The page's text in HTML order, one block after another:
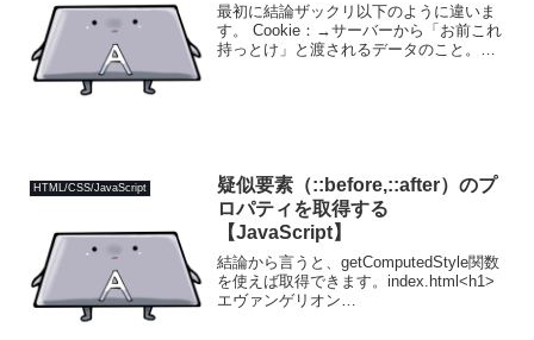
最初に結論ザックリ以下のように違いま
す。 Cookie：→サーバーから「お前これ
持っとけ」と渡されるデータのこと。
HTML/CSS/JavaScript
疑似要素（::before,::after）のプ
ロパティを取得する
【JavaScript】
結論から言うと、getComputedStyle関数
を使えば取得できます。index.html<h1>
エヴァンゲリオン